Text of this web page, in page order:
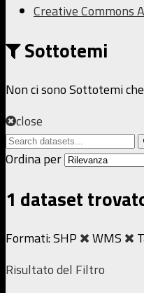
Creative Commons
Sottotemi
Non ci sono Sottotemi
close
Ordina per
1 dataset
Formati:SHP WMS
Risultato del Filtro